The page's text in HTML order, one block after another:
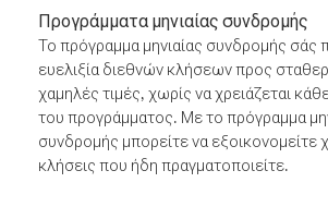
Προγράμματα μηνιαίας συνδρομής
Το πρόγραμμα μηνιαίας συνδρομής σάς
ευελιξία διεθνών κλήσεων προς
χαμηλές τιμές, χωρίς να χρειάζεται
του προγράμματος. Με το πρόγραμμα
συνδρομής μπορείτε να εξοικονομείτε
κλήσεις που ήδη πραγματοποιείτε.